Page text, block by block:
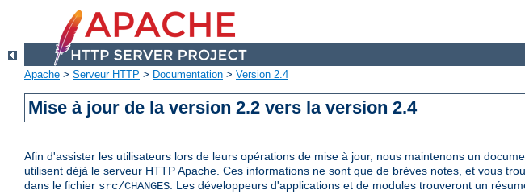
Apache > Serveur HTTP > Documentation > Version 2.4
Mise à jour de la version 2.2 vers la version 2.4
Afin d'assister les utilisateurs lors de leurs opérations de mise à jour, nous maintenons un
utilisent déjà le serveur HTTP Apache. Ces informations ne sont que de brèves notes, et vous
dans le fichier src/CHANGES. Les développeurs d'applications et de modules trouveront un